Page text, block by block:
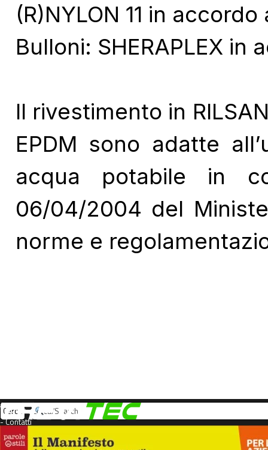
(R)NYLON 11 in
Bulloni: SHERAPLEX
Il rivestimento in
EPDM sono adatte
acqua potabile in
06/04/2004 del
norme e
Cerca
- Home
- Contatti
- About us
+39 0422 1627550
- Notizie legali